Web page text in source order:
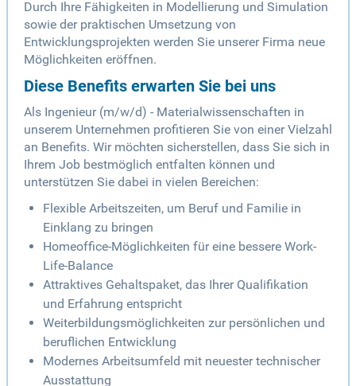
Durch Ihre Fähigkeiten in Modellierung und Simulation
sowie der praktischen Umsetzung von
Entwicklungsprojekten werden Sie unserer Firma neue
Möglichkeiten eröffnen.
Diese Benefits erwarten Sie bei uns
Als Ingenieur (m/w/d) - Materialwissenschaften in
unserem Unternehmen profitieren Sie von einer Vielzahl
an Benefits. Wir möchten sicherstellen, dass Sie sich in
Ihrem Job bestmöglich entfalten können und
unterstützen Sie dabei in vielen Bereichen:
Flexible Arbeitszeiten, um Beruf und Familie in
Einklang zu bringen
Homeoffice-Möglichkeiten für eine bessere Work-
Life-Balance
Attraktives Gehaltspaket, das Ihrer Qualifikation
und Erfahrung entspricht
Weiterbildungsmöglichkeiten zur persönlichen und
beruflichen Entwicklung
Modernes Arbeitsumfeld mit neuester technischer
Ausstattung